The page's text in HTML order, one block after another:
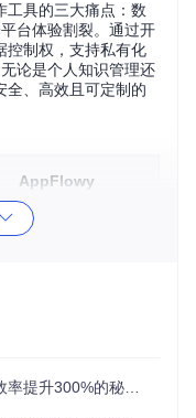
工具的三大痛点：数
台体验割裂。通过开
控制权，支持私有化
论是个人知识管理还
全、高效且可定制的
AppFlowy
储/私有化部署
移动/自托管多种选择
升300%的秘密武器